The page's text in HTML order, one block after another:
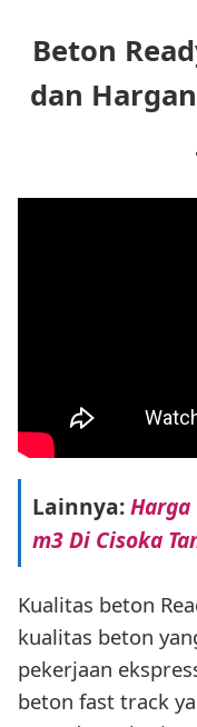
Beton
dan
Lainnya:Harga
m3 Di Cisoka
Kualitas beton
kualitas beton
pekerjaan
beton fast track